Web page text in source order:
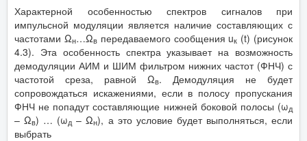
Характерной особенностью спектров сигналов при
импульсной модуляции является наличие составляющих с
частотами Ωн…Ωв передаваемого сообщения uк (t) (рисунок
4.3). Эта особенность спектра указывает на возможность
демодуляции АИМ и ШИМ фильтром нижних частот (ФНЧ) с
частотой среза, равной Ωв. Демодуляция не будет
сопровождаться искажениями, если в полосу пропускания
ФНЧ не попадут составляющие нижней боковой полосы (ωд
– Ωв) … (ωд – Ωн), а это условие будет выполняться, если
выбрать